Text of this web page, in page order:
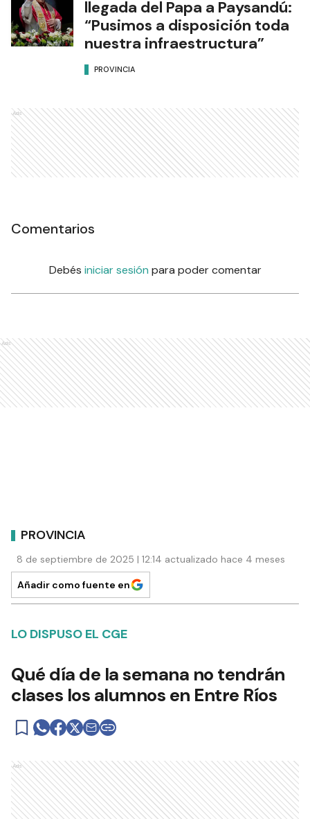
llegada del Papa a Paysandú:
“Pusimos a disposición toda
nuestra infraestructura”
PROVINCIA
Ads
Comentarios
Debés iniciar sesión para poder comentar
Ads
PROVINCIA
8 de septiembre de 2025 | 12:14 actualizado hace 4 meses
Añadir como fuente en
LO DISPUSO EL CGE
Qué día de la semana no tendrán
clases los alumnos en Entre Ríos
Ads